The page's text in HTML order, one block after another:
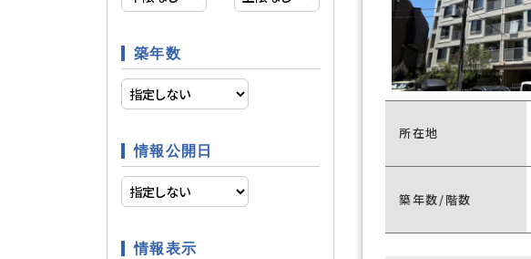
築年数
情報公開日
情報表示
バス・トイレ 室内洗濯機置場
温水洗浄便座
独立洗面台
空調
所在地
築年数/階数